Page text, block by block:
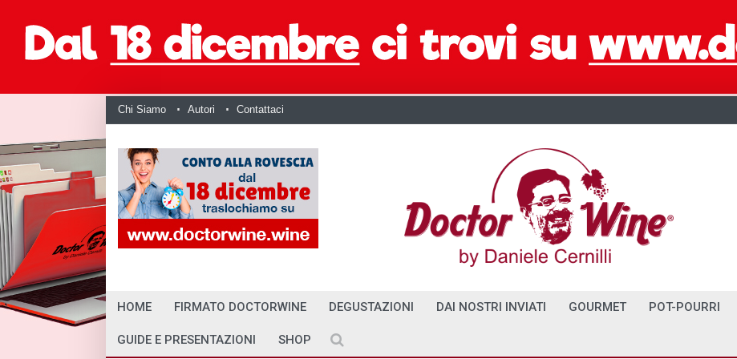
Chi Siamo Autori Contattaci
HOME FIRMATO DOCTORWINE DEGUSTAZIONI DAI NOSTRI INVIATI GOURMET POT-POURRI
GUIDE E PRESENTAZIONI SHOP